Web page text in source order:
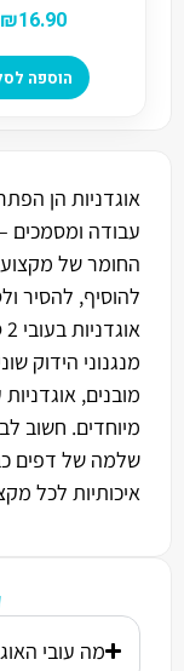
₪16.90
הוספה
אוגדניות הן
עבודה
החומר של
להוסיף, להסיר
מנגנוני הידוק
מובנים,
מיוחדים. חשוב
שלמה של דפים
איכותיות לכל
מה עובי